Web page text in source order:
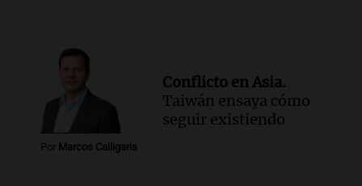
Por Marcos Calligaris
Conflicto en Asia.
Taiwán ensaya cómo
seguir existiendo